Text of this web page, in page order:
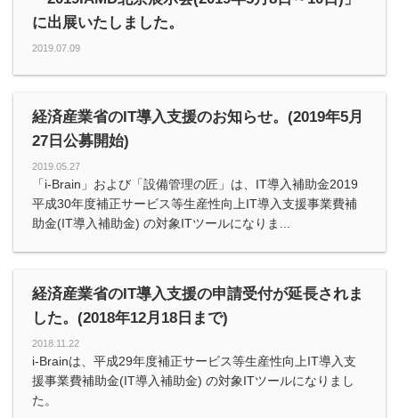
に出展いたしました。
2019.07.09
経済産業省のIT導入支援のお知らせ。(2019年5月
27日公募開始)
2019.05.27
「i-Brain」および「設備管理の匠」は、IT導入補助金2019
平成30年度補正サービス等生産性向上IT導入支援事業費補
助金(IT導入補助金) の対象ITツールになりま...
経済産業省のIT導入支援の申請受付が延長されま
した。(2018年12月18日まで)
2018.11.22
i-Brainは、平成29年度補正サービス等生産性向上IT導入支
援事業費補助金(IT導入補助金) の対象ITツールになりまし
た。